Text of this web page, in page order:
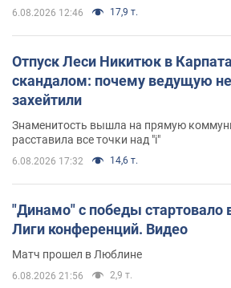
6.08.2026 12:46 17,9 т.
Отпуск Леси Никитюк в
скандалом: почему ведущую
захейтили
Знаменитость вышла на прямую
расставила все точки над "i"
6.08.2026 17:32 14,6 т.
"Динамо" с победы стартовало
Лиги конференций. Видео
Матч прошел в Люблине
6.08.2026 21:56 2,9 т.